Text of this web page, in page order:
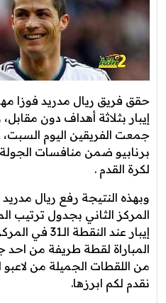
حقق فريق ريال مدريد فوزا
إيبار بثلاثة أهداف دون
جمعت الفريقين اليوم
لكرة القدم .
المركز الثاني بجدول ترتيب
إيبار عند
المباراة لقطة طريفة من
من اللقطات الجميلة من لاعبو
نقدم لكم ابرزها.